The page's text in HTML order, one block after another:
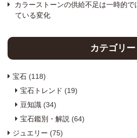
カラーストーンの供給不足は一時的で
ている変化
カテゴリー
宝石 (118)
宝石トレンド (19)
豆知識 (34)
宝石鑑別・解説 (64)
ジュエリー (75)